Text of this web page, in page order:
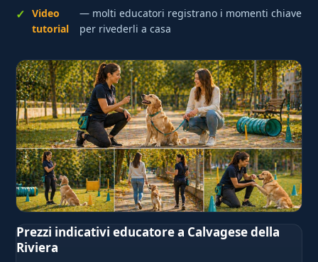
Video
tutorial
— molti educatori registrano i momenti chiave
per rivederli a casa
Prezzi indicativi educatore a Calvagese della
Riviera